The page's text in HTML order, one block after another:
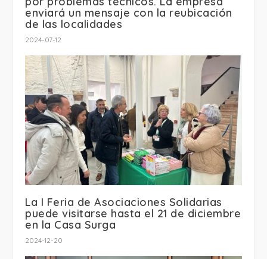
enviará un mensaje con la reubicación
de las localidades
2024-07-12
La I Feria de Asociaciones Solidarias
puede visitarse hasta el 21 de diciembre
en la Casa Surga
2024-12-20